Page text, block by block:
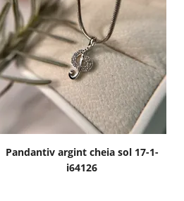
Pandantiv argint cheia sol 17-1-
i64126